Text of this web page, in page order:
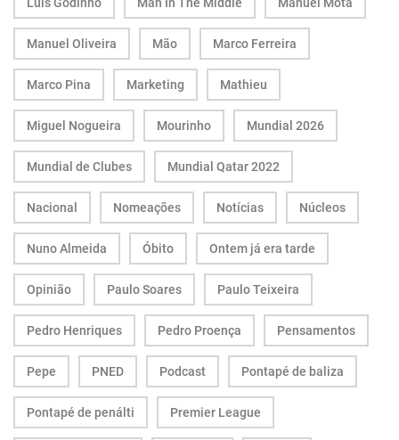
Manuel Oliveira Mão Marco Ferreira
Marco Pina Marketing Mathieu
Miguel Nogueira Mourinho Mundial 2026
Mundial de Clubes Mundial Qatar 2022
Nacional Nomeações Notícias Núcleos
Nuno Almeida Óbito Ontem já era tarde
Opinião Paulo Soares Paulo Teixeira
Pedro Henriques Pedro Proença Pensamentos
Pepe PNED Podcast Pontapé de baliza
Pontapé de penálti Premier League